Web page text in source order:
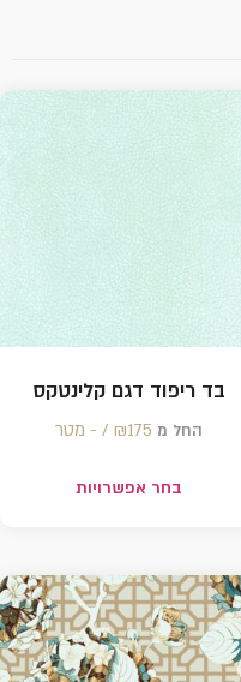
בד ריפוד דגם קלינטקס
החל מ ₪ 175 /‏‏‎ ‎- מטר
בחר אפשרויות